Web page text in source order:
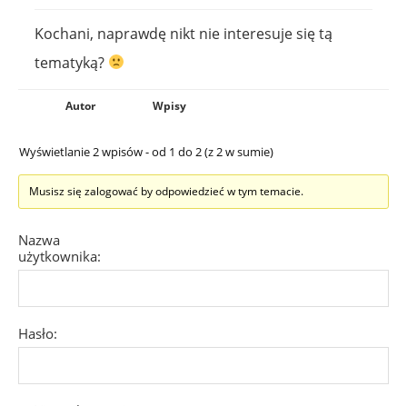
Kochani, naprawdę nikt nie interesuje się tą
tematyką?
Autor Wpisy
Wyświetlanie 2 wpisów - od 1 do 2 (z 2 w sumie)
Musisz się zalogować by odpowiedzieć w tym temacie.
Nazwa
użytkownika:
Hasło: